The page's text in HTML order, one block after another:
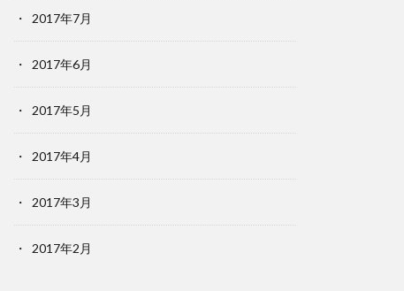
2017年7月
2017年6月
2017年5月
2017年4月
2017年3月
2017年2月